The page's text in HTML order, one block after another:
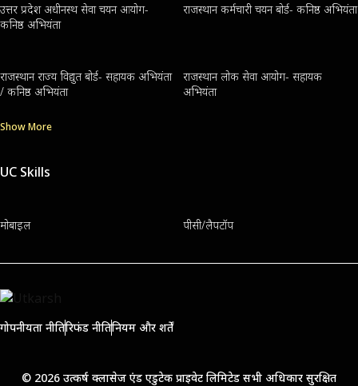
उत्तर प्रदेश अधीनस्थ सेवा चयन आयोग-
कनिष्ठ अभियंता
राजस्थान कर्मचारी चयन बोर्ड- कनिष्ठ अभियंता
राजस्थान राज्य विद्युत बोर्ड- सहायक अभियंता
/ कनिष्ठ अभियंता
राजस्थान लोक सेवा आयोग- सहायक
अभियंता
Show More
UC Skills
मोबाइल पीसी/लैपटॉप
गोपनीयता नीतिरिफंड नीतिनियम और शर्तें
© 2026 उत्कर्ष क्लासेज एंड एडुटेक प्राइवेट लिमिटेड सभी अधिकार सुरक्षित